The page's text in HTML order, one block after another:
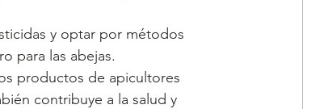
y optar por métodos
para las abejas.
productos de apicultores
contribuye a la salud y